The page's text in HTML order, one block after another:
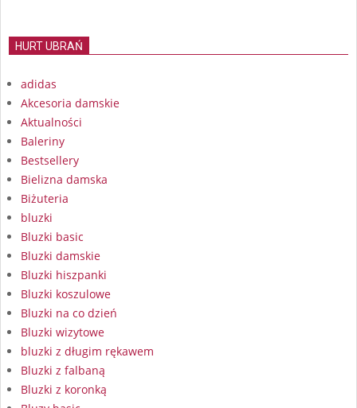
HURT UBRAŃ
adidas
Akcesoria damskie
Aktualności
Baleriny
Bestsellery
Bielizna damska
Biżuteria
bluzki
Bluzki basic
Bluzki damskie
Bluzki hiszpanki
Bluzki koszulowe
Bluzki na co dzień
Bluzki wizytowe
bluzki z długim rękawem
Bluzki z falbaną
Bluzki z koronką